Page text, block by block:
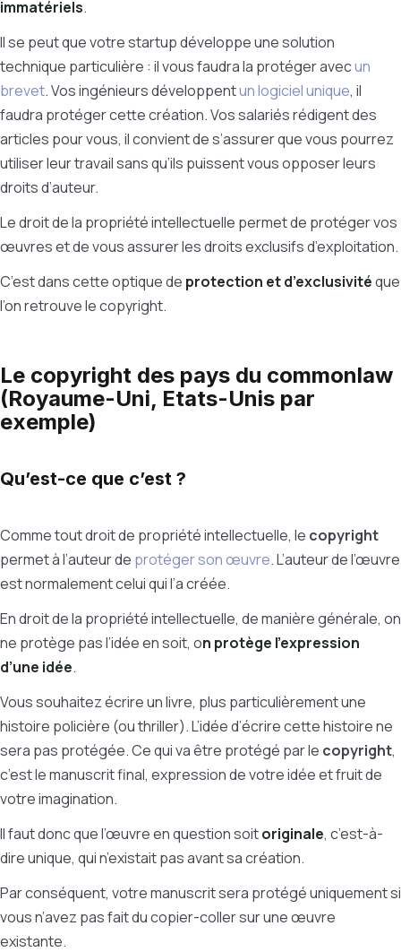
immatériels.
Il se peut que votre startup développe une solution
technique particulière : il vous faudra la protéger avecun
brevet. Vos ingénieurs développentun logiciel unique, il
faudra protéger cette création. Vos salariés rédigent des
articles pour vous, il convient de s’assurer que vous pourrez
utiliser leur travail sans qu’ils puissent vous opposer leurs
droits d’auteur.
Le droit de la propriété intellectuelle permet de protéger vos
œuvres et de vous assurer les droits exclusifs d’exploitation.
C’est dans cette optique de protection et d’exclusivitéque
l’on retrouve le copyright.
Le copyright des pays du commonlaw
(Royaume-Uni, Etats-Unis par
exemple)
Qu’est-ce que c’est ?
Comme tout droit de propriété intellectuelle, le copyright
permet à l’auteur de protéger son œuvre. L’auteur de l’œuvre
est normalement celui qui l’a créée.
En droit de la propriété intellectuelle, de manière générale, on
ne protège pas l’idée en soit, on protège l’expression
d’une idée.
Vous souhaitez écrire un livre, plus particulièrement une
histoire policière (ou thriller). L’idée d’écrire cette histoire ne
sera pas protégée. Ce qui va être protégé par le copyright,
c’est le manuscrit final, expression de votre idée et fruit de
votre imagination.
Il faut donc que l’œuvre en question soitoriginale, c’est-à-
dire unique, qui n’existait pas avant sa création.
Par conséquent, votre manuscrit sera protégé uniquement si
vous n’avez pas fait du copier-coller sur une œuvre
existante.